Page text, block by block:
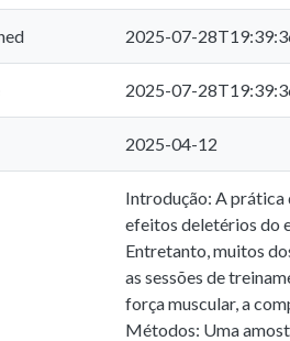
2025-07-
2025-07-
2025-04-12
Introdução: A prática
efeitos deletérios do
Entretanto, muitos
as sessões de
força muscular, a
Métodos: Uma